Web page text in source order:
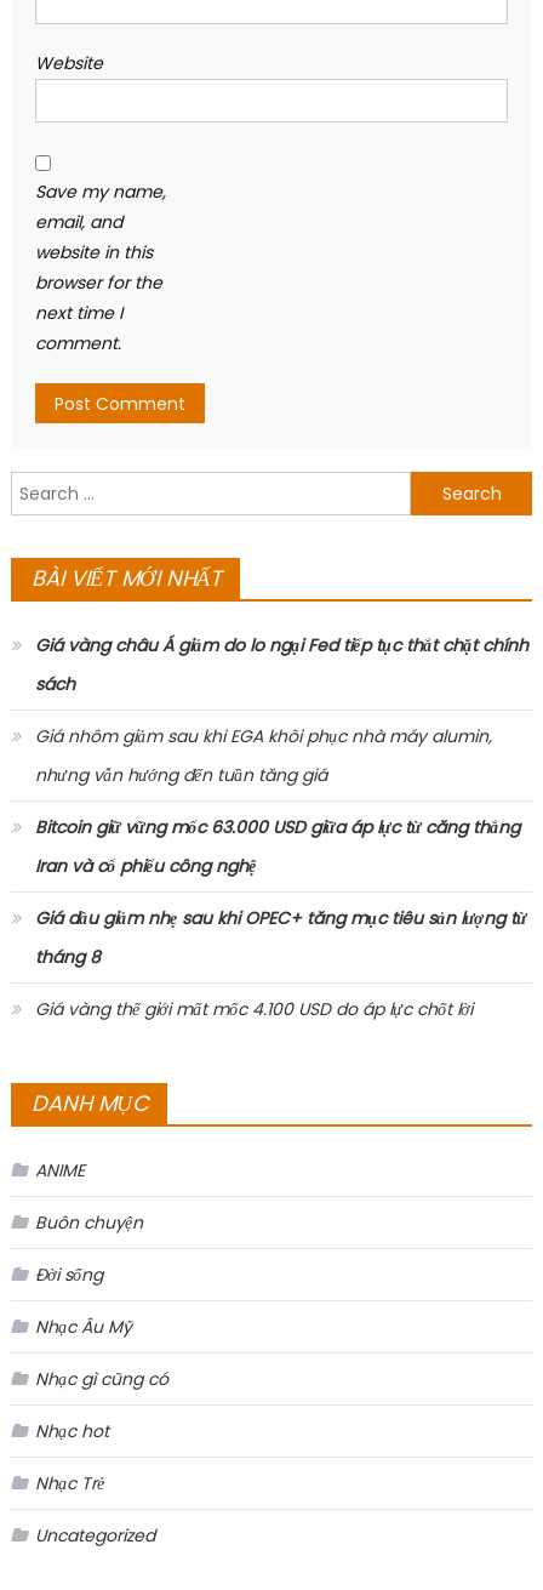
Website
Save my name,
email, and
website in this
browser for the
next time I
comment.
Search
for:
BÀI VIẾT MỚI NHẤT
Giá vàng châu Á giảm do lo ngại Fed tiếp tục thắt chặt chính
sách
Giá nhôm giảm sau khi EGA khôi phục nhà máy alumin,
nhưng vẫn hướng đến tuần tăng giá
Bitcoin giữ vững mốc 63.000 USD giữa áp lực từ căng thẳng
Iran và cổ phiếu công nghệ
Giá dầu giảm nhẹ sau khi OPEC+ tăng mục tiêu sản lượng từ
tháng 8
Giá vàng thế giới mất mốc 4.100 USD do áp lực chốt lời
DANH MỤC
ANIME
Buôn chuyện
Đời sống
Nhạc Âu Mỹ
Nhạc gì cũng có
Nhạc hot
Nhạc Trẻ
Uncategorized